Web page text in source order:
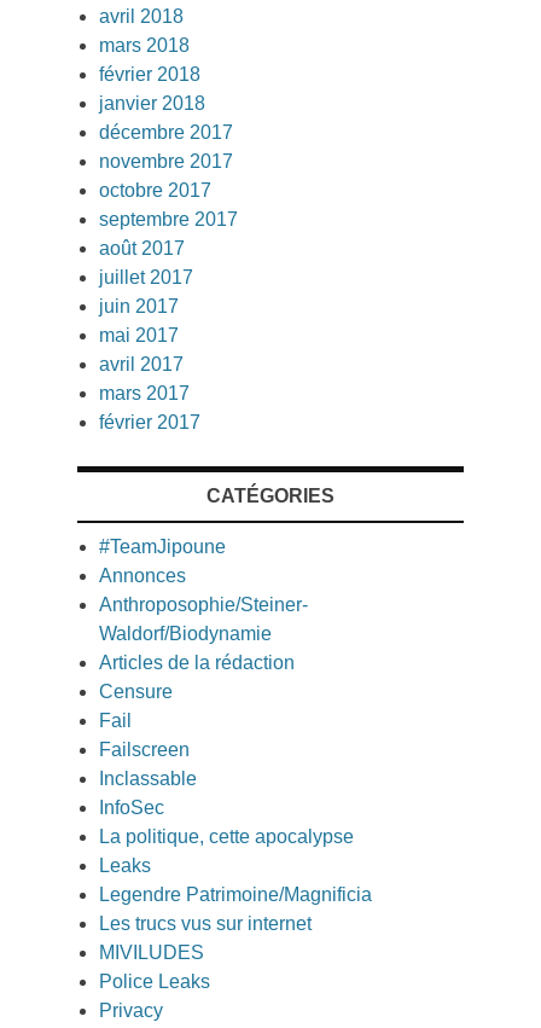
avril 2018
mars 2018
février 2018
janvier 2018
décembre 2017
novembre 2017
octobre 2017
septembre 2017
août 2017
juillet 2017
juin 2017
mai 2017
avril 2017
mars 2017
février 2017
CATÉGORIES
#TeamJipoune
Annonces
Anthroposophie/Steiner-
Waldorf/Biodynamie
Articles de la rédaction
Censure
Fail
Failscreen
Inclassable
InfoSec
La politique, cette apocalypse
Leaks
Legendre Patrimoine/Magnificia
Les trucs vus sur internet
MIVILUDES
Police Leaks
Privacy